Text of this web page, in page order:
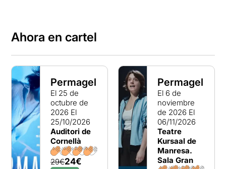
Ahora en cartel
Permagel
El 25 de
octubre de
2026 El
25/10/2026
Auditori de
Cornellà
29€24€
Permagel
El 6 de
noviembre
de 2026 El
06/11/2026
Teatre
Kursaal de
Manresa.
Sala Gran